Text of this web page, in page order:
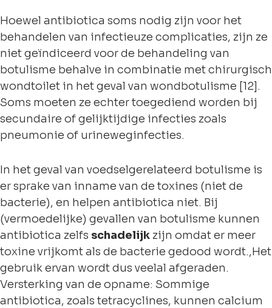
Hoewel antibiotica soms nodig zijn voor het
behandelen van infectieuze complicaties, zijn ze
niet geïndiceerd voor de behandeling van
botulisme behalve in combinatie met chirurgisch
wondtoilet in het geval van wondbotulisme [12].
Soms moeten ze echter toegediend worden bij
secundaire of gelijktijdige infecties zoals
pneumonie of urineweginfecties.
In het geval van voedselgerelateerd botulisme is
er sprake van inname van de toxines (niet de
bacterie), en helpen antibiotica niet. Bij
(vermoedelijke) gevallen van botulisme kunnen
antibiotica zelfs schadelijk zijn omdat er meer
toxine vrijkomt als de bacterie gedood wordt.,Het
gebruik ervan wordt dus veelal afgeraden.
Versterking van de opname: Sommige
antibiotica, zoals tetracyclines, kunnen calcium